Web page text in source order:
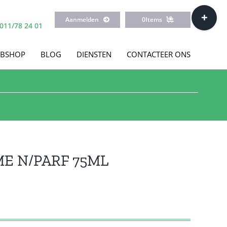
011/78 24 01
Aanmelden 0Items
BLOG DIENSTEN CONTACTEER ONS
N/PARF 75ML
Toggle
Sliding